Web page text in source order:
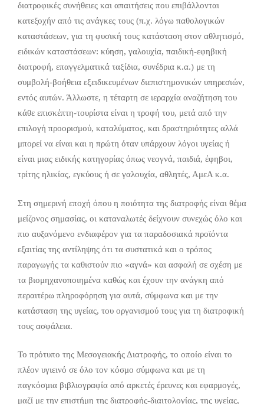
διατροφικές συνήθειες και απαιτήσεις που επιβάλλονται
κατεξοχήν από τις ανάγκες τους (π.χ. λόγω παθολογικών
καταστάσεων, για τη φυσική τους κατάσταση στον αθλητισμό,
ειδικών καταστάσεων: κύηση, γαλουχία, παιδική-εφηβική
διατροφή, επαγγελματικά ταξίδια, συνέδρια κ.α.) με τη
συμβολή-βοήθεια εξειδικευμένων διεπιστημονικών υπηρεσιών,
εντός αυτών. Άλλωστε, η τέταρτη σε ιεραρχία αναζήτηση του
κάθε επισκέπτη-τουρίστα είναι η τροφή του, μετά από την
επιλογή προoρισμού, καταλύματος, και δραστηριότητες αλλά
μπορεί να είναι και η πρώτη όταν υπάρχουν λόγοι υγείας ή
είναι μιας ειδικής κατηγορίας όπως νεογνά, παιδιά, έφηβοι,
τρίτης ηλικίας, εγκύους ή σε γαλουχία, αθλητές, ΑμεΑ κ.α.
Στη σημερινή εποχή όπου η ποιότητα της διατροφής είναι θέμα
μείζονος σημασίας, οι καταναλωτές δείχνουν συνεχώς όλο και
πιο αυξανόμενο ενδιαφέρον για τα παραδοσιακά προϊόντα
εξαιτίας της αντίληψης ότι τα συστατικά και ο τρόπος
παραγωγής τα καθιστούν πιο «αγνά» και ασφαλή σε σχέση με
τα βιομηχανοποιημένα καθώς και έχουν την ανάγκη από
περαιτέρω πληροφόρηση για αυτά, σύμφωνα και με την
κατάσταση της υγείας, του οργανισμού τους για τη διατροφική
τους ασφάλεια.
Το πρότυπο της Μεσογειακής Διατροφής, το οποίο είναι το
πλέον υγιεινό σε όλο τον κόσμο σύμφωνα και με τη
παγκόσμια βιβλιογραφία από αρκετές έρευνες και εφαρμογές,
μαζί με την επιστήμη της διατροφής-διαιτολογίας, της υγείας,